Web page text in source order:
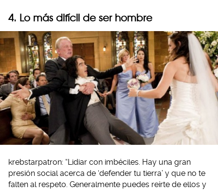
4. Lo más difícil de ser hombre
krebstarpatron: “Lidiar con imbéciles. Hay una gran
presión social acerca de ‘defender tu tierra’ y que no te
falten al respeto. Generalmente puedes reírte de ellos y